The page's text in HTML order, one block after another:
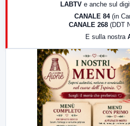
LABTV e anche sul
CANALE 84 (in
CANALE 268 (DDT
E sulla nostra